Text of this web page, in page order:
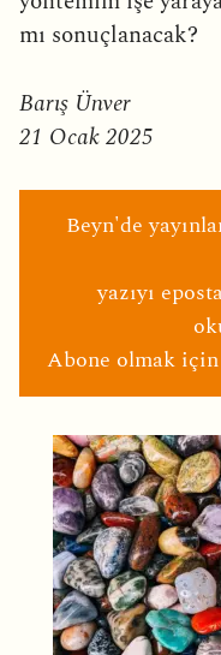
mı sonuçlanacak?
Barış Ünver
21 Ocak 2025
Beyn'de
yazıyı
Abone olmak